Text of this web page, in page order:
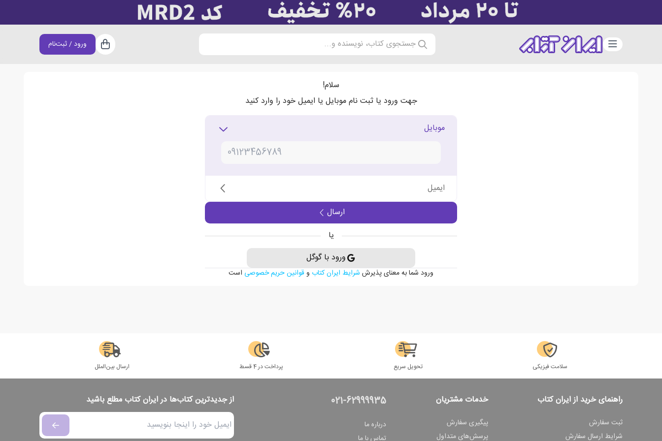
دسته‌بندی جستجوی کتاب، نویسنده و... سبد خرید
ورود / ثبت‌نام
سلام!
جهت ورود یا ثبت نام موبایل یا ایمیل خود را وارد کنید
موبایل
ایمیل
ارسال
یا
ورود با گوگل
ورود شما به معنای پذیرش شرایط ایران کتاب و قوانین حریم خصوصی است
سلامت فیزیکی تحویل سریع پرداخت در 4 قسط ارسال بین‌الملل
راهنمای خرید از ایران کتاب
ثبت سفارش
شرایط ارسال سفارش
خدمات مشتریان
پیگیری سفارش
پرسش‌های متداول
021-62999935
درباره ما
تماس با ما
از جدیدترین کتاب‌ها در ایران کتاب مطلع باشید